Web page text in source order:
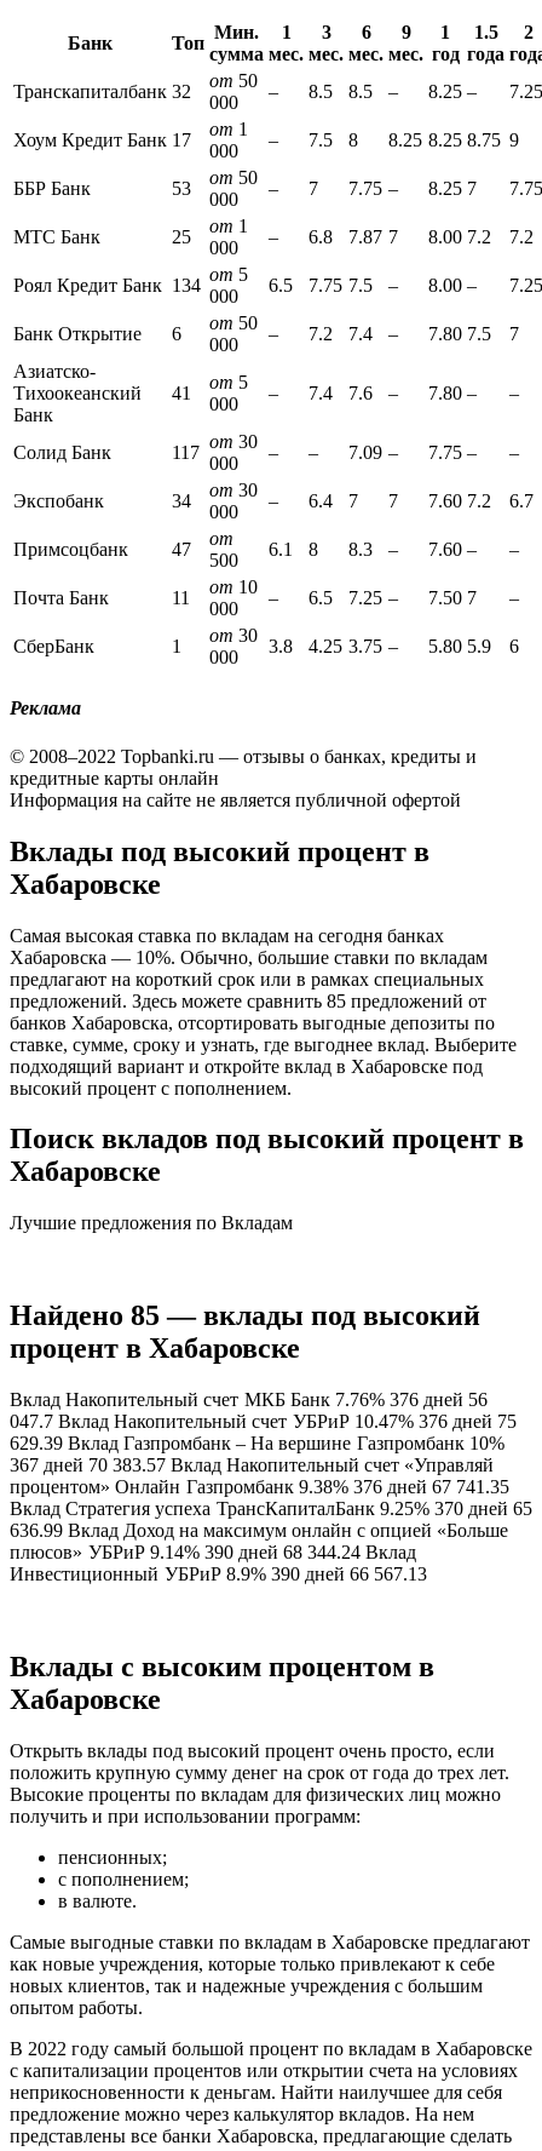
Банк Топ
Мин.
сумма
1
мес.
3
мес.
6
мес.
9
мес.
1
год
1.5
года
2
Транскапиталбанк 32
от 50
000
– 8.5 8.5 – 8.25 – 7.25
Хоум Кредит Банк 17
от 1
000
– 7.5 8 8.25 8.25 8.75 9
ББР Банк 53
от 50
000
– 7 7.75 – 8.25 7 7.75
МТС Банк 25
от 1
000
– 6.8 7.87 7 8.00 7.2 7.2
Роял Кредит Банк 134
от 5
000
6.5 7.75 7.5 – 8.00 – 7.25
Банк Открытие 6
от 50
000
– 7.2 7.4 – 7.80 7.5
7
Азиатско-
Тихоокеанский
Банк
41
от 5
000
– 7.4 7.6 – 7.80 – –
Солид Банк 117
от 30
000
– – 7.09 – 7.75 – –
Экспобанк 34
от 30
000
– 6.4 7 7 7.60 7.2 6.7
Примсоцбанк 47
от
500
6.1 8 8.3 – 7.60 – –
Почта Банк 11
от 10
000
– 6.5 7.25 – 7.50 7 –
СберБанк 1
от 30
000
3.8 4.25 3.75 – 5.80 5.9 6
Реклама
© 2008–2022 Topbanki.ru — отзывы о банках, кредиты и
кредитные карты онлайн
Информация на сайте не является публичной офертой
Вклады под высокий процент в
Хабаровске
Самая высокая ставка по вкладам на сегодня банках
Хабаровска — 10%. Обычно, большие ставки по вкладам
предлагают на короткий срок или в рамках специальных
предложений. Здесь можете сравнить 85 предложений от
банков Хабаровска, отсортировать выгодные депозиты по
ставке, сумме, сроку и узнать, где выгоднее вклад. Выберите
подходящий вариант и откройте вклад в Хабаровске под
высокий процент с пополнением.
Поиск вкладов под высокий процент в
Хабаровске
Лучшие предложения по Вкладам
Найдено 85 — вклады под высокий
процент в Хабаровске
Вклад Накопительный счет МКБ Банк 7.76% 376 дней 56
047.7 Вклад Накопительный счет УБРиР 10.47% 376 дней 75
629.39 Вклад Газпромбанк – На вершине Газпромбанк 10%
367 дней 70 383.57 Вклад Накопительный счет «Управляй
процентом» Онлайн Газпромбанк 9.38% 376 дней 67 741.35
Вклад Стратегия успеха ТрансКапиталБанк 9.25% 370 дней 65
636.99 Вклад Доход на максимум онлайн с опцией «Больше
плюсов» УБРиР 9.14% 390 дней 68 344.24 Вклад
Инвестиционный УБРиР 8.9% 390 дней 66 567.13
Вклады с высоким процентом в
Хабаровске
Открыть вклады под высокий процент очень просто, если
положить крупную сумму денег на срок от года до трех лет.
Высокие проценты по вкладам для физических лиц можно
получить и при использовании программ:
пенсионных;
с пополнением;
в валюте.
Самые выгодные ставки по вкладам в Хабаровске предлагают
как новые учреждения, которые только привлекают к себе
новых клиентов, так и надежные учреждения с большим
опытом работы.
В 2022 году самый большой процент по вкладам в Хабаровске
с капитализации процентов или открытии счета на условиях
неприкосновенности к деньгам. Найти наилучшее для себя
предложение можно через калькулятор вкладов. На нем
представлены все банки Хабаровска, предлагающие сделать